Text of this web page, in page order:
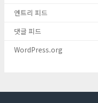
엔트리 피드
댓글 피드
WordPress.org